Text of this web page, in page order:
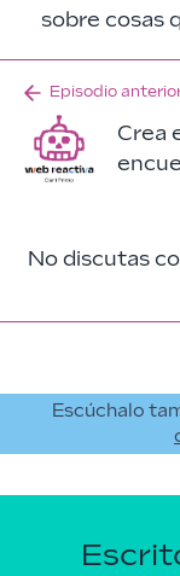
sobre cosas
Episodio
Crea
No discutas
Escúchalo